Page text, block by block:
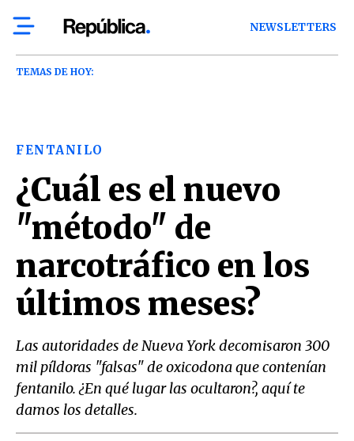
NEWSLETTERS
TEMAS DE HOY:
FENTANILO
¿Cuál es el nuevo
"método" de
narcotráfico en los
últimos meses?
Las autoridades de Nueva York decomisaron 300
mil píldoras "falsas" de oxicodona que contenían
fentanilo. ¿En qué lugar las ocultaron?, aquí te
damos los detalles.